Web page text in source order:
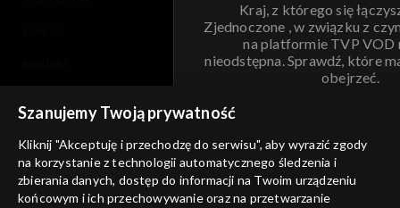
Kraj, z którego się
Zjednoczone , w związku z
na platformie TVP VOD
nieodstępna. Sprawdź, które
obejrzeć.
ANULUJ
informacje o dostawcy usług
Szanujemy Twoją prywatność
Kliknij "Akceptuję i przechodzę do serwisu", aby wyrazić zgody
na korzystanie z technologii automatycznego śledzenia i
zbierania danych, dostęp do informacji na Twoim urządzeniu
końcowym i ich przechowywanie oraz na przetwarzanie